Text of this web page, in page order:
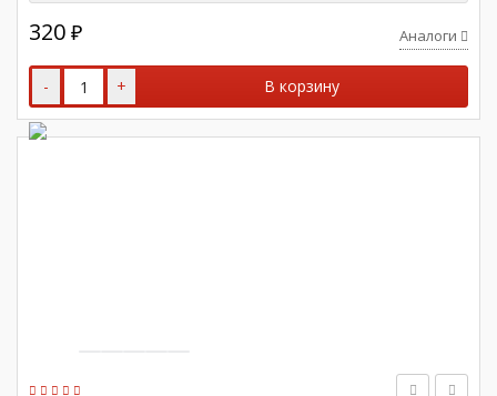
320 ₽ Аналоги
- + В корзину